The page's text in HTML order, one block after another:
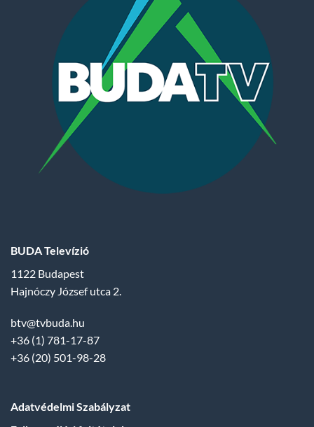
BUDA Televízió
1122 Budapest
Hajnóczy József utca 2.
btv@tvbuda.hu
+36 (1) 781-17-87
+36 (20) 501-98-28
Adatvédelmi Szabályzat